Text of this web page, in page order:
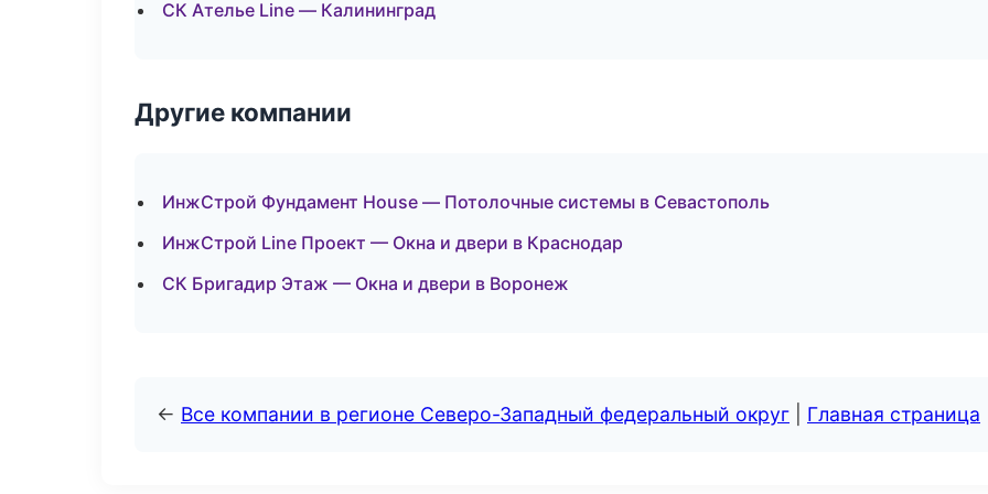
СК Ателье Line — Калининград
Другие компании
ИнжСтрой Фундамент House — Потолочные системы в Севастополь
ИнжСтрой Line Проект — Окна и двери в Краснодар
СК Бригадир Этаж — Окна и двери в Воронеж
← Все компании в регионе Северо-Западный федеральный округ Главная страница